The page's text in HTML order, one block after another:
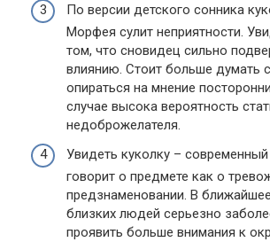
По версии детского сонника
Морфея сулит неприятности.
том, что сновидец сильно
влиянию. Стоит больше думать
опираться на мнение
случае высока вероятность
недоброжелателя.
Увидеть куколку –
говорит о предмете как о
предзнаменовании. В
близких людей серьезно
проявить больше внимания к